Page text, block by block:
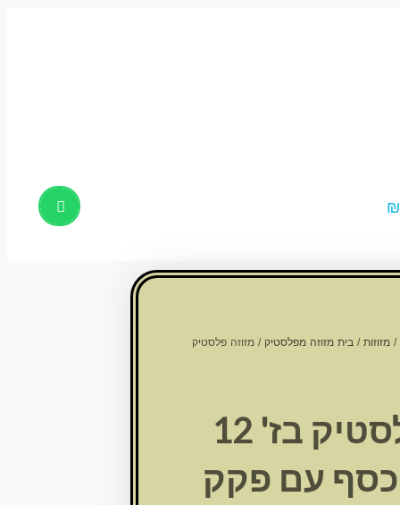
₪
/ מזוזות / בית מזוזה מפלסטיק / מזוזה פלסטיק
מזוזה פלסטיק בז' 12
עם פקק